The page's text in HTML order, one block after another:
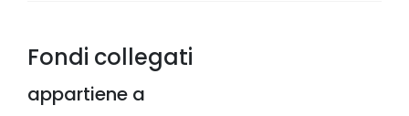
Fondi collegati
appartiene a